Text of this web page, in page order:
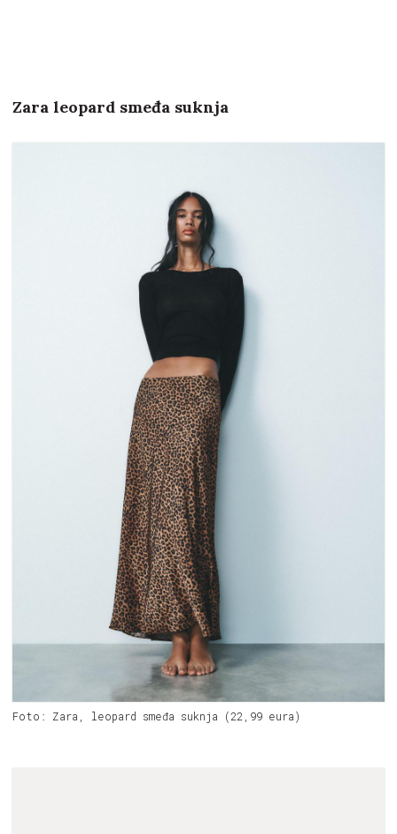
Zara leopard smeđa suknja
Foto: Zara, leopard smeđa suknja (22,99 eura)